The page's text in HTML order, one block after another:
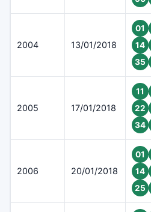
2004 13/01/2018
01
14
35
2005 17/01/2018
11
22
34
2006 20/01/2018
01
14
25